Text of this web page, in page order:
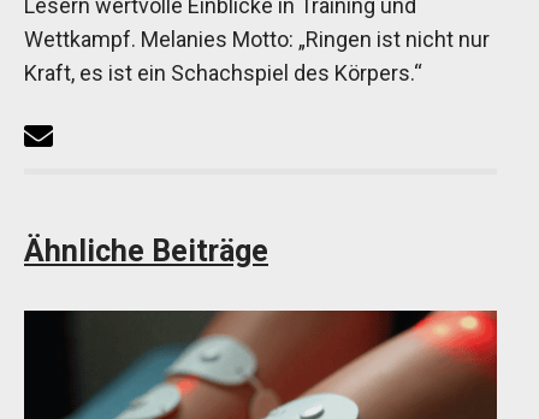
Wettkampf. Melanies Motto: „Ringen ist nicht nur
Kraft, es ist ein Schachspiel des Körpers.“
Ähnliche Beiträge